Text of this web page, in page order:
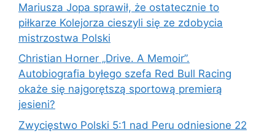
Mariusza Jopa sprawił, że ostatecznie to
piłkarze Kolejorza cieszyli się ze zdobycia
mistrzostwa Polski
Christian Horner „Drive. A Memoir”.
Autobiografia byłego szefa Red Bull Racing
okaże się najgorętszą sportową premierą
jesieni?
Zwycięstwo Polski 5:1 nad Peru odniesione 22